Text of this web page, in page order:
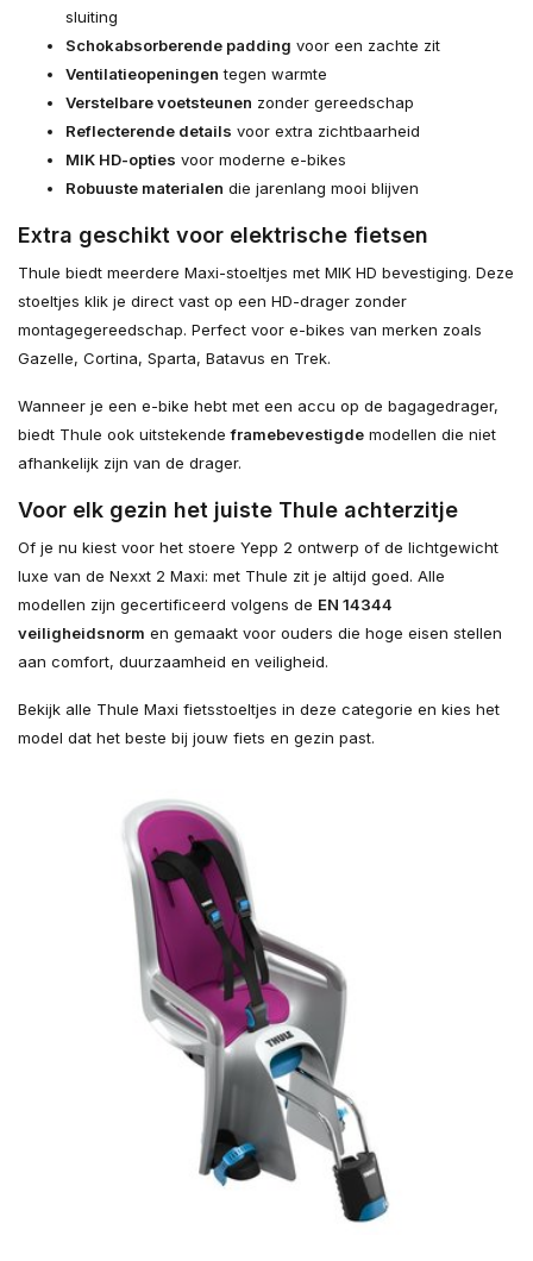
sluiting
Schokabsorberende padding voor een zachte zit
Ventilatieopeningen tegen warmte
Verstelbare voetsteunen zonder gereedschap
Reflecterende details voor extra zichtbaarheid
MIK HD-opties voor moderne e-bikes
Robuuste materialen die jarenlang mooi blijven
Extra geschikt voor elektrische fietsen
Thule biedt meerdere Maxi-stoeltjes met MIK HD bevestiging. Deze
stoeltjes klik je direct vast op een HD-drager zonder
montagegereedschap. Perfect voor e-bikes van merken zoals
Gazelle, Cortina, Sparta, Batavus en Trek.
Wanneer je een e-bike hebt met een accu op de bagagedrager,
biedt Thule ook uitstekendeframebevestigde modellen die niet
afhankelijk zijn van de drager.
Voor elk gezin het juiste Thule achterzitje
Of je nu kiest voor het stoere Yepp 2 ontwerp of de lichtgewicht
luxe van de Nexxt 2 Maxi: met Thule zit je altijd goed. Alle
modellen zijn gecertificeerd volgens de EN 14344
veiligheidsnorm en gemaakt voor ouders die hoge eisen stellen
aan comfort, duurzaamheid en veiligheid.
Bekijk alle Thule Maxi fietsstoeltjes in deze categorie en kies het
model dat het beste bij jouw fiets en gezin past.